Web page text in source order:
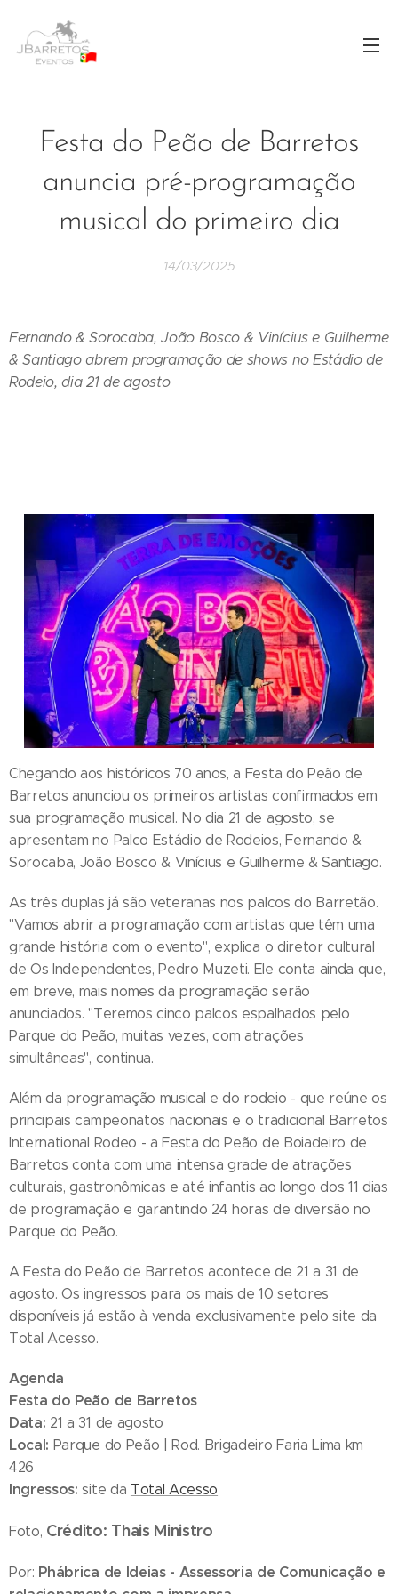
Festa do Peão de Barretos
anuncia pré-programação
musical do primeiro dia
14/03/2025
Fernando & Sorocaba, João Bosco & Vinícius e Guilherme
& Santiago abrem programação de shows no Estádio de
Rodeio, dia 21 de agosto
Chegando aos históricos 70 anos, a Festa do Peão de
Barretos anunciou os primeiros artistas confirmados em
sua programação musical. No dia 21 de agosto, se
apresentam no Palco Estádio de Rodeios, Fernando &
Sorocaba, João Bosco & Vinícius e Guilherme & Santiago.
As três duplas já são veteranas nos palcos do Barretão.
"Vamos abrir a programação com artistas que têm uma
grande história com o evento", explica o diretor cultural
de Os Independentes, Pedro Muzeti. Ele conta ainda que,
em breve, mais nomes da programação serão
anunciados. "Teremos cinco palcos espalhados pelo
Parque do Peão, muitas vezes, com atrações
simultâneas", continua.
Além da programação musical e do rodeio - que reúne os
principais campeonatos nacionais e o tradicional Barretos
International Rodeo - a Festa do Peão de Boiadeiro de
Barretos conta com uma intensa grade de atrações
culturais, gastronômicas e até infantis ao longo dos 11 dias
de programação e garantindo 24 horas de diversão no
Parque do Peão.
A Festa do Peão de Barretos acontece de 21 a 31 de
agosto. Os ingressos para os mais de 10 setores
disponíveis já estão à venda exclusivamente pelo site da
Total Acesso.
Agenda
Festa do Peão de Barretos
Data: 21 a 31 de agosto
Local: Parque do Peão | Rod. Brigadeiro Faria Lima km
426
Ingressos: site da Total Acesso
Foto, Crédito: Thais Ministro
Por: Phábrica de Ideias - Assessoria de Comunicação e